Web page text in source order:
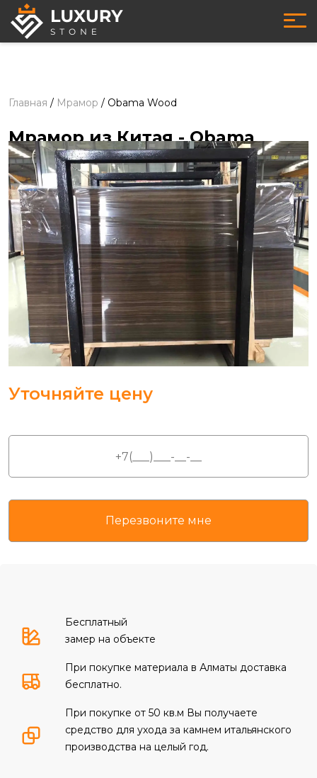
Главная / Мрамор / Obama Wood
Мрамор из Китая- Obama
Wood
Уточняйте цену
Бесплатный
замер на объекте
При покупке материала в Алматы доставка
бесплатно.
При покупке от 50 кв.м Вы получаете
средство для ухода за камнем итальянского
производства на целый год.